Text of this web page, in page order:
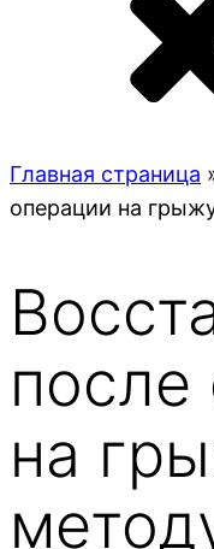
Главная страница
операции на
после
на